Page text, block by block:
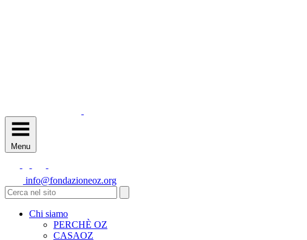
Menu
info@fondazioneoz.org
Chi siamo
PERCHÈ OZ
CASAOZ